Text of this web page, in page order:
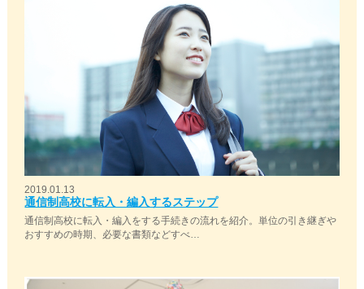
2019.01.13
通信制高校に転入・編入するステップ
通信制高校に転入・編入をする手続きの流れを紹介。単位の引き継ぎや
おすすめの時期、必要な書類などすべ…